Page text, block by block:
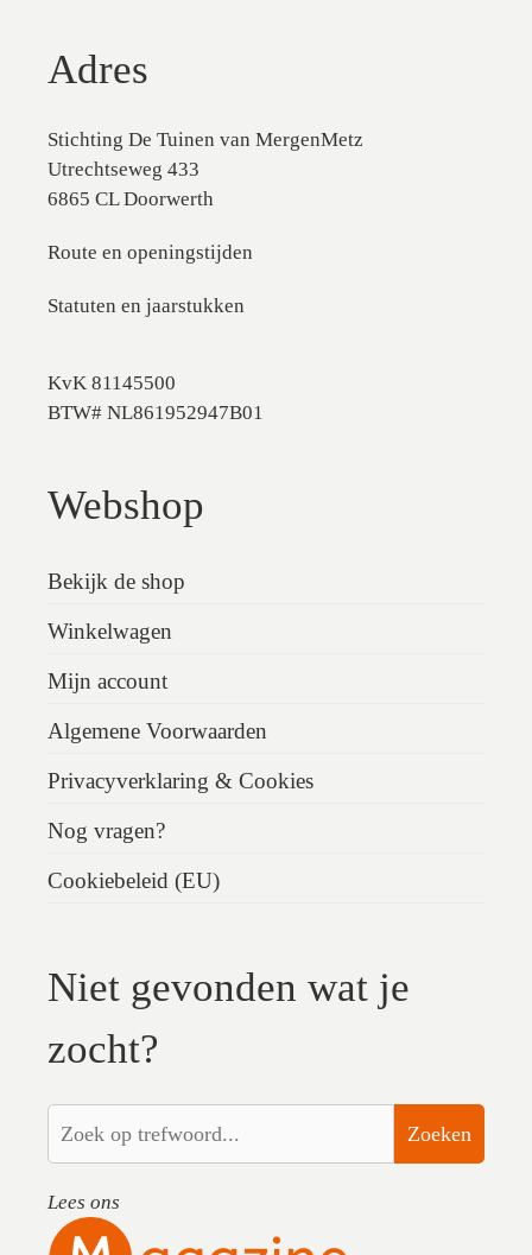
Adres
Stichting De Tuinen van MergenMetz
Utrechtseweg 433
6865 CL Doorwerth
Route en openingstijden
Statuten en jaarstukken
KvK 81145500
BTW# NL861952947B01
Webshop
Bekijk de shop
Winkelwagen
Mijn account
Algemene Voorwaarden
Privacyverklaring & Cookies
Nog vragen?
Cookiebeleid (EU)
Niet gevonden wat je
zocht?
Zoeken
Lees ons